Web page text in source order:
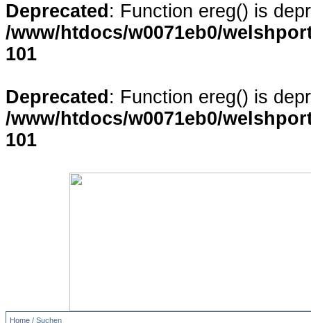
Deprecated : Function ereg() is
/www/htdocs/w0071eb0/
101
Deprecated : Function ereg() is
/www/htdocs/w0071eb0/
101
Home / Suchen